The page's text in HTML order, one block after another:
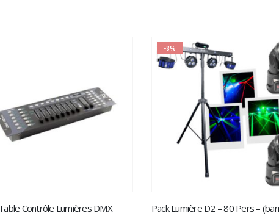
Contrôle Lumières DMX
-8%